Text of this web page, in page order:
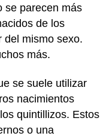
se parecen más
de los
del mismo sexo.
más.
se suele utilizar
nacimientos
quintillizos. Estos
o una